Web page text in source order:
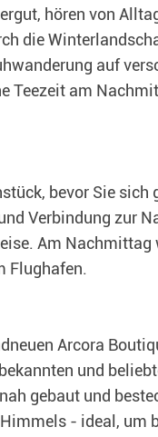
hören von
die
auf
am
bevor Sie
Verbindung zur
Am
Flughafen.
Arcora
und
gebaut und
- ideal, um